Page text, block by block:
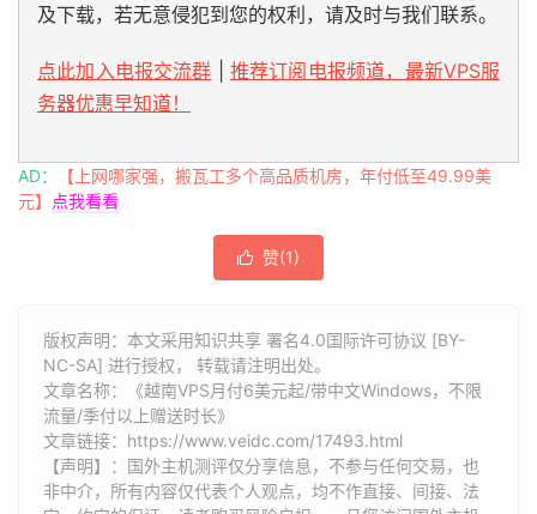
及下载，若无意侵犯到您的权利，请及时与我们联系。
点此加入电报交流群
推荐订阅电报频道，最新VPS服
务器优惠早知道！
AD：
【上网哪家强，搬瓦工多个高品质机房，年付低至49.99美
元】
点我看看
 赞(1)
版权声明：本文采用知识共享 署名4.0国际许可协议 [BY-
NC-SA] 进行授权， 转载请注明出处。
文章名称：《越南VPS月付6美元起/带中文Windows，不限
流量/季付以上赠送时长》
文章链接： https://www.veidc.com/17493.html
【声明】：国外主机测评仅分享信息，不参与任何交易，也
非中介，所有内容仅代表个人观点，均不作直接、间接、法